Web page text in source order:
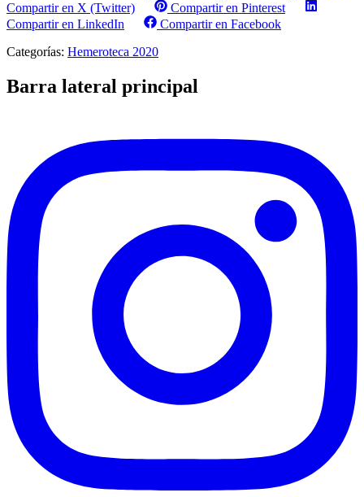
Compartir en X (Twitter)
Compartir en Pinterest
Compartir en LinkedIn
Compartir en Facebook
Categorías: Hemeroteca 2020
Barra lateral principal